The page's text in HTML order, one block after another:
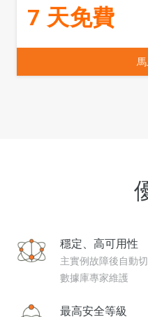
7 天免費
穩定、高可用性
主實例故障後自動
數據庫專家維護
最高安全等級